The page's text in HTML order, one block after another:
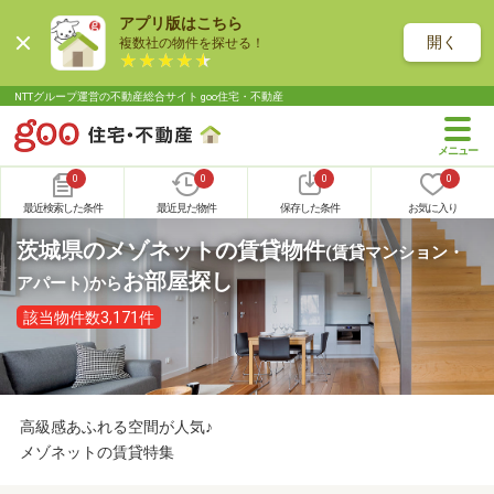
アプリ版はこちら
複数社の物件を探せる！ 開く
NTTグループ運営の不動産総合サイト goo住宅・不動産
0
最近検索した条件
0
最近見た物件
0
保存した条件
0
お気に入り
茨城県のメゾネットの賃貸物件(賃貸マンション・
アパート)からお部屋探し
該当物件数3,171件
高級感あふれる空間が人気♪
メゾネットの賃貸特集